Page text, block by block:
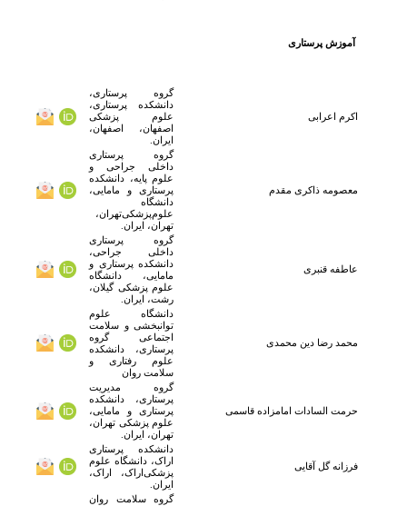
آموزش پرستاری
اکرم اعرابی
گروه پرستاری،
دانشکده پرستاری،
علوم پزشکی
اصفهان، اصفهان،
ایران.
معصومه ذاکری مقدم
گروه پرستاری
داخلی جراحی و
علوم پایه، دانشکده
پرستاری و مامایی،
دانشگاه
علوم‌پزشکی‌تهران،
تهران، ایران.
عاطفه قنبری
گروه پرستاری
داخلی جراحی،
دانشکده پرستاری و
مامایی، دانشگاه
علوم پزشکی گیلان،
رشت، ایران.
محمد رضا دین محمدی
دانشگاه علوم
توانبخشی و سلامت
اجتماعی گروه
پرستاری، دانشکده
علوم رفتاری و
سلامت روان
حرمت السادات امامزاده قاسمی
گروه مدیریت
پرستاری، دانشکده
پرستاری و مامایی،
علوم پزشکی تهران،
تهران، ایران.
فرزانه گل آقایی
دانشکده پرستاری
اراک، دانشگاه علوم
پزشکی‌اراک، اراک،
ایران.
گروه سلامت روان